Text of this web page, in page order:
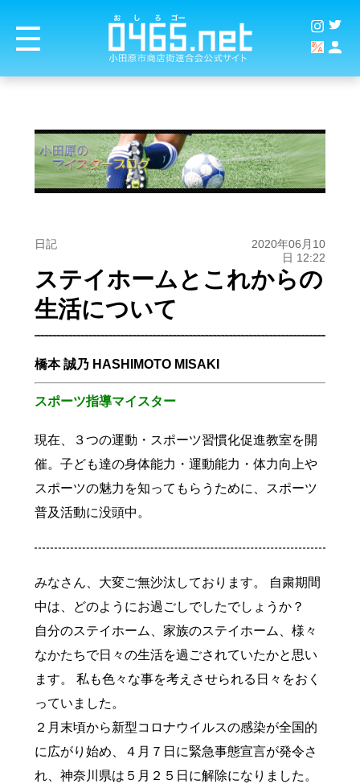
商店街
日記
2020年06月10
日 12:22
ステイホームとこれからの
生活について
橋本 誠乃 HASHIMOTO MISAKI
スポーツ指導マイスター
現在、３つの運動・スポーツ習慣化促進教室を開
催。子ども達の身体能力・運動能力・体力向上や
スポーツの魅力を知ってもらうために、スポーツ
普及活動に没頭中。
みなさん、大変ご無沙汰しております。 自粛期間
中は、どのようにお過ごしでしたでしょうか？
自分のステイホーム、家族のステイホーム、様々
なかたちで日々の生活を過ごされていたかと思い
ます。 私も色々な事を考えさせられる日々をおく
っていました。
２月末頃から新型コロナウイルスの感染が全国的
に広がり始め、４月７日に緊急事態宣言が発令さ
れ、神奈川県は５月２５日に解除になりました。